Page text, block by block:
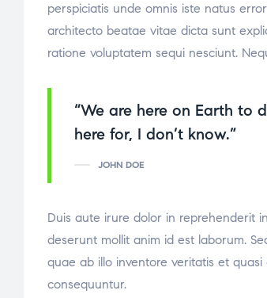
perspiciatis unde omnis iste natus
architecto beatae vitae dicta sunt
ratione voluptatem sequi nesciunt.
“We are here on Earth to
here for, I don’t know.”
JOHN DOE
Duis aute irure dolor in reprehenderit
deserunt mollit anim id est laborum.
quae ab illo inventore veritatis et
consequuntur.